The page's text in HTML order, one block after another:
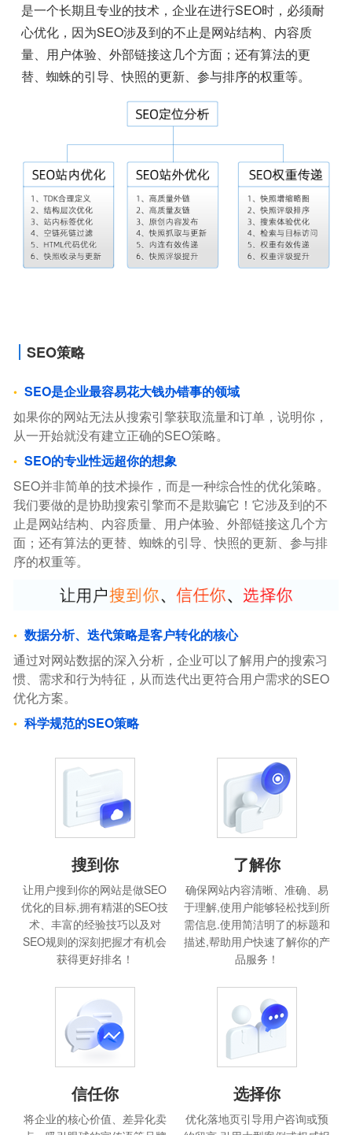
是一个长期且专业的技术，企业在进行SEO时，必须耐
心优化，因为SEO涉及到的不止是网站结构、内容质
量、用户体验、外部链接这几个方面；还有算法的更
替、蜘蛛的引导、快照的更新、参与排序的权重等。
SEO策略
SEO是企业最容易花大钱办错事的领域
如果你的网站无法从搜索引擎获取流量和订单，说明你，
从一开始就没有建立正确的SEO策略。
SEO的专业性远超你的想象
SEO并非简单的技术操作，而是一种综合性的优化策略。
我们要做的是协助搜索引擎而不是欺骗它！它涉及到的不
止是网站结构、内容质量、用户体验、外部链接这几个方
面；还有算法的更替、蜘蛛的引导、快照的更新、参与排
序的权重等。
数据分析、迭代策略是客户转化的核心
通过对网站数据的深入分析，企业可以了解用户的搜索习
惯、需求和行为特征，从而迭代出更符合用户需求的SEO
优化方案。
科学规范的SEO策略
搜到你
让用户搜到你的网站是做SEO
优化的目标,拥有精湛的SEO技
术、丰富的经验技巧以及对
SEO规则的深刻把握才有机会
获得更好排名！
了解你
确保网站内容清晰、准确、易
于理解,使用户能够轻松找到所
需信息.使用简洁明了的标题和
描述,帮助用户快速了解你的产
品服务！
信任你
将企业的核心价值、差异化卖
选择你
优化落地页引导用户咨询或预